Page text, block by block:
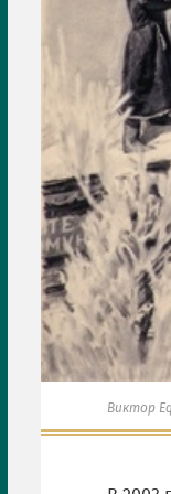
Виктор